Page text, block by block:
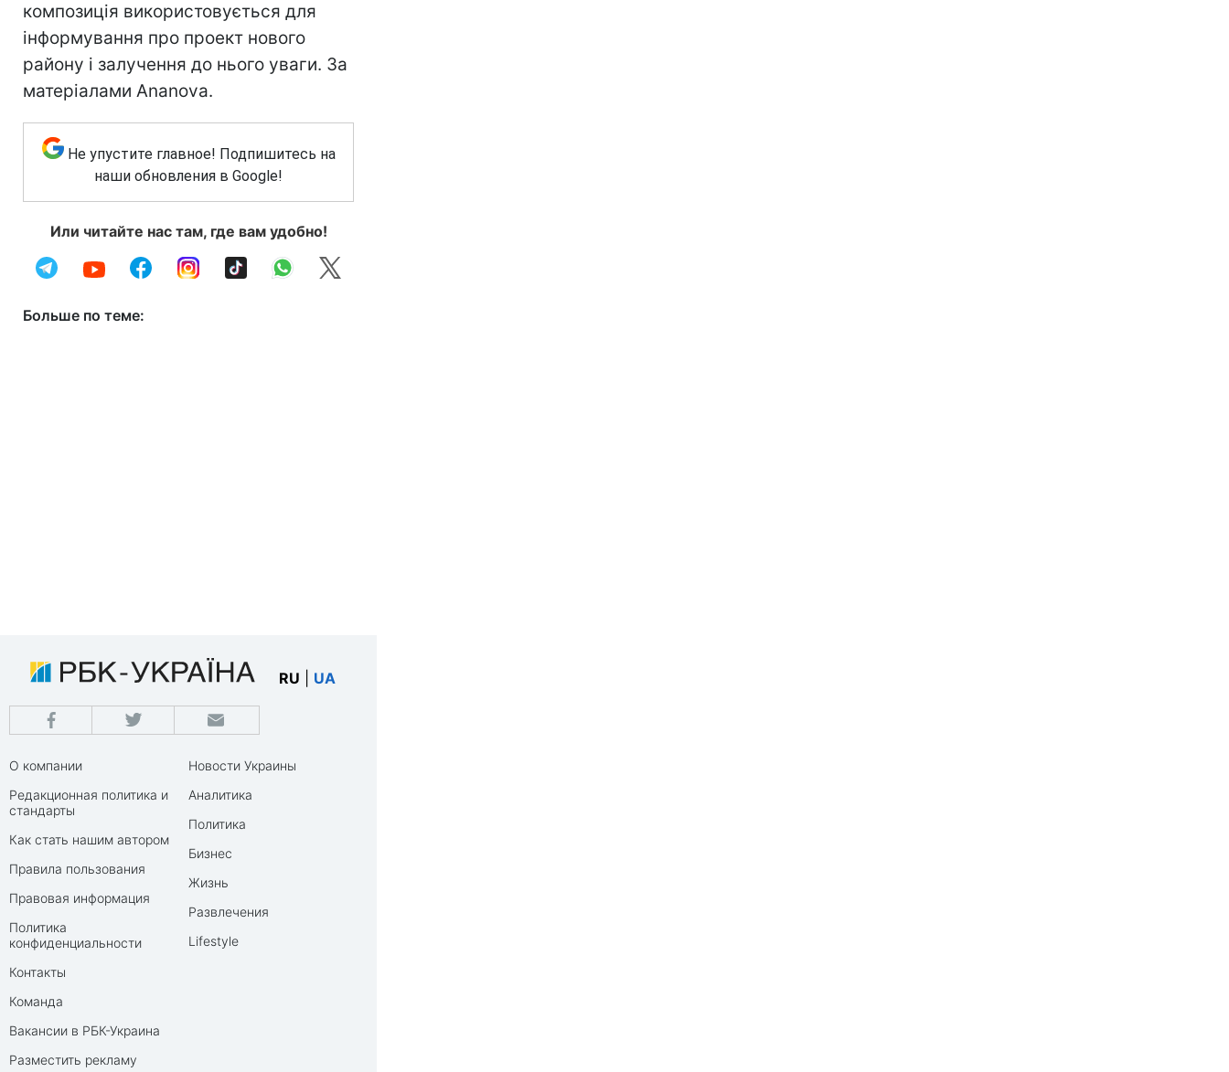
композиція використовується для
інформування про проект нового
району і залучення до нього уваги. За
матеріалами Ananova.
Не упустите главное! Подпишитесь на
наши обновления в Google!
Или читайте нас там, где вам удобно!
Больше по теме:
RU UA
О компании
Редакционная политика и
стандарты
Как стать нашим автором
Правила пользования
Правовая информация
Политика
конфиденциальности
Контакты
Команда
Вакансии в РБК-Украина
Разместить рекламу
Новости Украины
Аналитика
Политика
Бизнес
Жизнь
Развлечения
Lifestyle